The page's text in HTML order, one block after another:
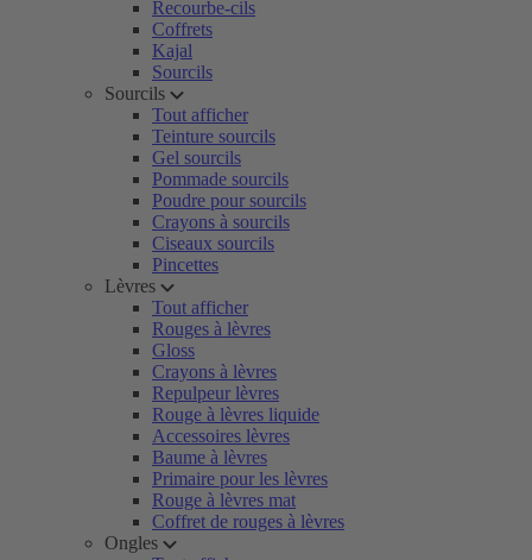
Recourbe-cils
Coffrets
Kajal
Sourcils
Sourcils
Tout afficher
Teinture sourcils
Gel sourcils
Pommade sourcils
Poudre pour sourcils
Crayons à sourcils
Ciseaux sourcils
Pincettes
Lèvres
Tout afficher
Rouges à lèvres
Gloss
Crayons à lèvres
Repulpeur lèvres
Rouge à lèvres liquide
Accessoires lèvres
Baume à lèvres
Primaire pour les lèvres
Rouge à lèvres mat
Coffret de rouges à lèvres
Ongles